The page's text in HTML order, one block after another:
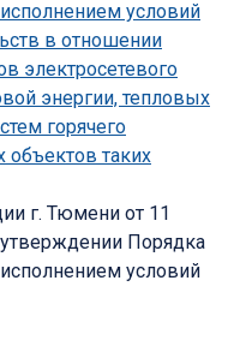
условий
в отношении
электросетевого
энергии, тепловых
горячего
объектов таких
г. Тюмени от 11
утверждении Порядка
условий